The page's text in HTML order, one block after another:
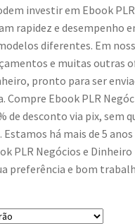
investir em Ebook
rapidez e desempenho
diferentes. Em
e muitas outras
, pronto para ser
Compre Ebook PLR
de desconto via pix, sem
Estamos há mais de 5
PLR Negócios e Dinheiro
preferência e bom